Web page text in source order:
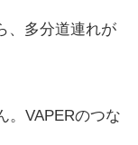
、多分道連れが
。VAPERのつな